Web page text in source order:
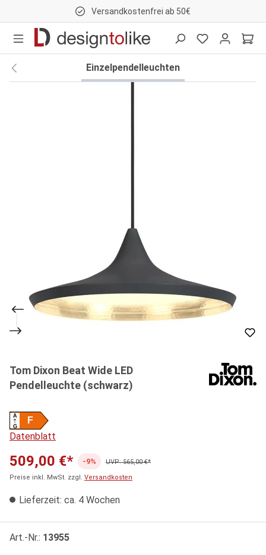
Versandkostenfrei ab 50€
Einzelpendelleuchten
Tom Dixon Beat Wide LED
Pendelleuchte (schwarz)
F
A
G
Datenblatt
509,00 €* -9%
UVP: 565,00 €*
Preise inkl. MwSt. zzgl. Versandkosten
Lieferzeit: ca. 4 Wochen
Art.-Nr.: 13955